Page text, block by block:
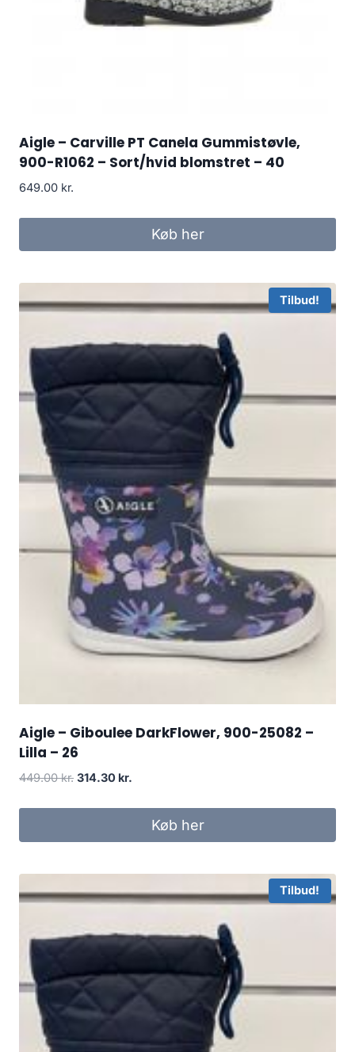
Aigle – Carville PT Canela Gummistøvle,
900-R1062 – Sort/hvid blomstret – 40
649.00 kr.
Køb her
Tilbud!
Aigle – Giboulee DarkFlower, 900-25082 –
Lilla – 26
449.00kr. Den
314.30 kr.
Køb her
Tilbud!